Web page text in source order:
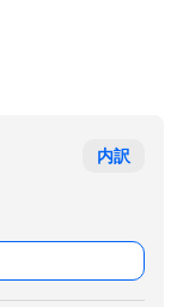
内訳